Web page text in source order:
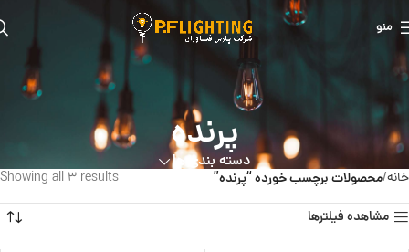
منو
پرنده
دسته بندی ها
خانه محصولات برچسب خورده “پرنده” Showing all 3 results
مشاهده فیلترها